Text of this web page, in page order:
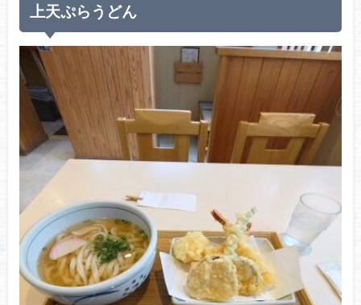
上天ぷらうどん